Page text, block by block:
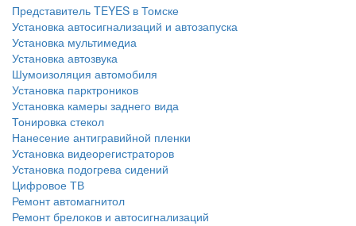
Представитель TEYES в Томске
Установка автосигнализаций и автозапуска
Установка мультимедиа
Установка автозвука
Шумоизоляция автомобиля
Установка парктроников
Установка камеры заднего вида
Тонировка стекол
Нанесение антигравийной пленки
Установка видеорегистраторов
Установка подогрева сидений
Цифровое ТВ
Ремонт автомагнитол
Ремонт брелоков и автосигнализаций